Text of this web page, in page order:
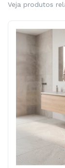
Veja produtos